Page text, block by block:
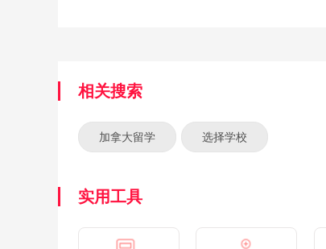
相关搜索
加拿大留学 选择学校
实用工具